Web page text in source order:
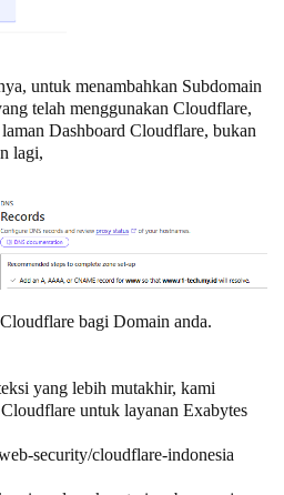
untuk menambahkan Subdomain
telah menggunakan Cloudflare,
Dashboard Cloudflare, bukan
lagi,
bagi Domain anda.
yang lebih mutakhir, kami
untuk layanan Exabytes
security/cloudflare-indonesia